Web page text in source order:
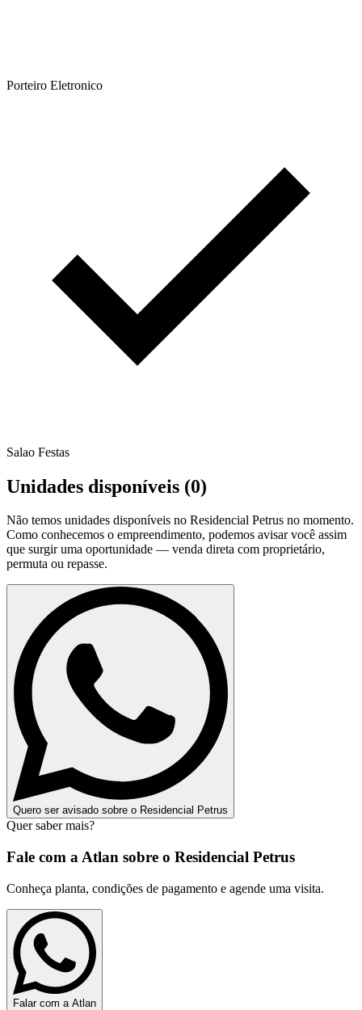
Porteiro Eletronico
Salao Festas
Unidades disponíveis (0)
Não temos unidades disponíveis no Residencial Petrus no momento.
Como conhecemos o empreendimento, podemos avisar você assim
que surgir uma oportunidade — venda direta com proprietário,
permuta ou repasse.
Quero ser avisado sobre o Residencial Petrus
Quer saber mais?
Fale com a Atlan sobre o Residencial Petrus
Conheça planta, condições de pagamento e agende uma visita.
Falar com a Atlan